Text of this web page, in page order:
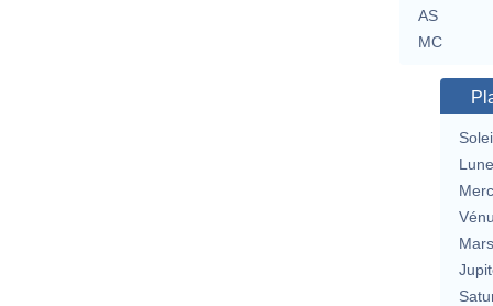
AS
MC
Lune
Mars